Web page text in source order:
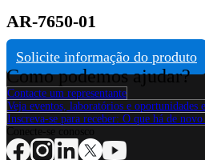
AR-7650-01
Solicite informação do produto
Como podemos ajudar?
Contacte um representante
Veja eventos, laboratórios e oportunidades
Inscreva-se para receber: O que há de